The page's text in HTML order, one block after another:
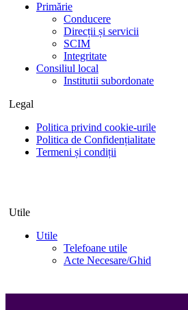
Primărie
Conducere
Direcții și servicii
SCIM
Integritate
Consiliul local
Institutii subordonate
Legal
Politica privind cookie-urile
Politica de Confidențialitate
Termeni și condiții
Utile
Utile
Telefoane utile
Acte Necesare/Ghid